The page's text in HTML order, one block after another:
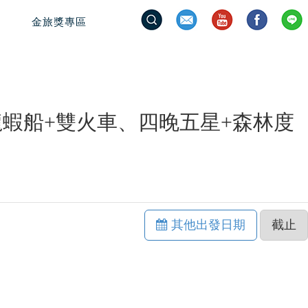
金旅獎專區
船+雙火車、四晚五星+森林度
其他出發日期 截止